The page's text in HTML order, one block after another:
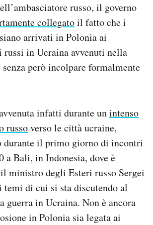
russo, il governo
collegatoil fatto che i
arrivati in Polonia ai
russi in Ucraina avvenuti nella
senza però incolpare formalmente
infatti durante unintenso
russoverso le città ucraine,
il primo giorno di incontri
a Bali, in Indonesia, dove è
il ministro degli Esteri russo Sergei
temi di cui si sta discutendo al
guerra in Ucraina. Non è ancora
in Polonia sia legata ai